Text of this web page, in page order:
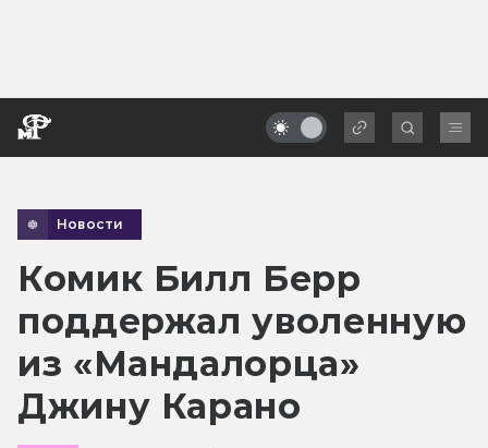
Новости
Комик Билл Берр
поддержал уволенную
из «Мандалорца»
Джину Карано